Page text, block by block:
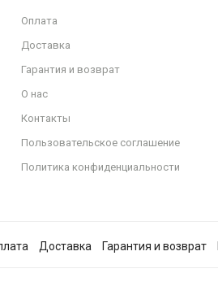
Оплата
Доставка
Гарантия и возврат
О нас
Контакты
Пользовательское соглашение
Политика конфиденциальности
Доставка Гарантия и возврат